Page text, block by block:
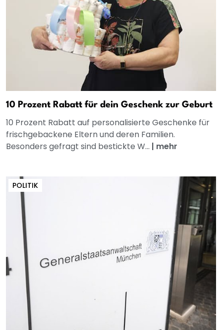
10 Prozent Rabatt für dein Geschenk zur Geburt
10 Prozent Rabatt auf personalisierte Geschenke für
frischgebackene Eltern und deren Familien.
Besonders gefragt sind bestickte W... | mehr
POLITIK